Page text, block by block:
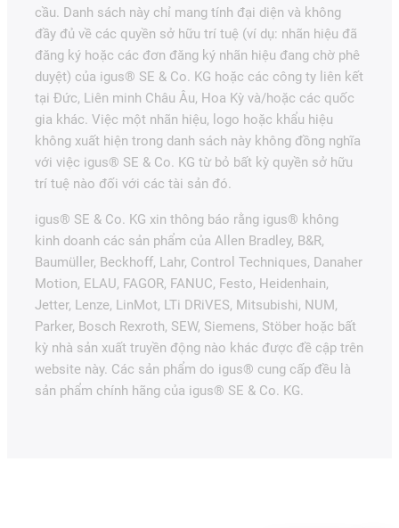
cầu. Danh sách này chỉ mang tính đại diện và không
đầy đủ về các quyền sở hữu trí tuệ (ví dụ: nhãn hiệu đã
đăng ký hoặc các đơn đăng ký nhãn hiệu đang chờ phê
duyệt) của igus® SE & Co. KG hoặc các công ty liên kết
tại Đức, Liên minh Châu Âu, Hoa Kỳ và/hoặc các quốc
gia khác. Việc một nhãn hiệu, logo hoặc khẩu hiệu
không xuất hiện trong danh sách này không đồng nghĩa
với việc igus® SE & Co. KG từ bỏ bất kỳ quyền sở hữu
trí tuệ nào đối với các tài sản đó.
igus® SE & Co. KG xin thông báo rằng igus® không
kinh doanh các sản phẩm của Allen Bradley, B&R,
Baumüller, Beckhoff, Lahr, Control Techniques, Danaher
Motion, ELAU, FAGOR, FANUC, Festo, Heidenhain,
Jetter, Lenze, LinMot, LTi DRiVES, Mitsubishi, NUM,
Parker, Bosch Rexroth, SEW, Siemens, Stöber hoặc bất
kỳ nhà sản xuất truyền động nào khác được đề cập trên
website này. Các sản phẩm do igus® cung cấp đều là
sản phẩm chính hãng của igus® SE & Co. KG.